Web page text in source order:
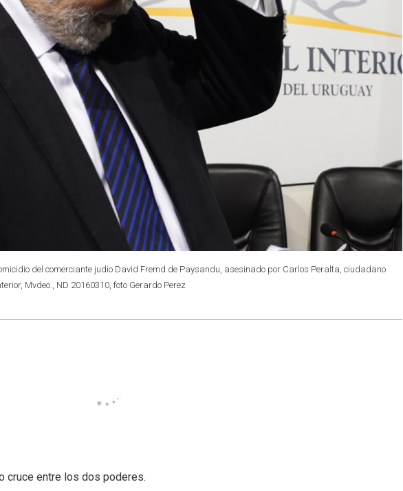
del comerciante judio David Fremd de Paysandu, asesinado por Carlos Peralta, ciudadano
Mvdeo., ND 20160310, foto Gerardo Perez
cruce entre los dos poderes.